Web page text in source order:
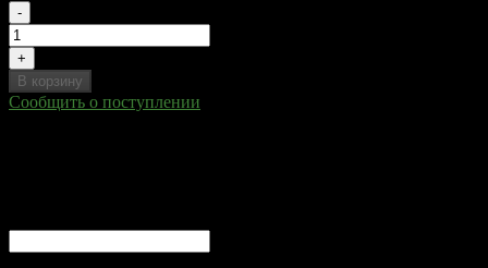
-
+
В корзину
Сообщить о поступлении